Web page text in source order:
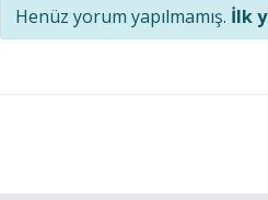
Henüz yorum yapılmamış. İlk